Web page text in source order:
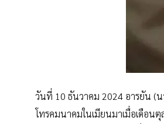
วันที่ 10 ธันวาคม 2024 อารยัน (น
โทรคมนาคมในเมียนมาเมื่อเดือน